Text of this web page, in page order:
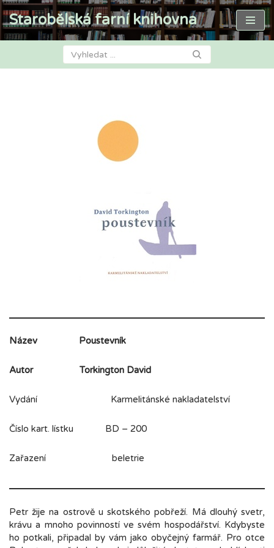
Přeskočit
Starobělská farní knihovna
Název Poustevník
Autor Torkington David
Vydání Karmelitánské nakladatelství
Číslo kart. lístku BD – 200
Zařazení beletrie
Petr žije na ostrově u skotského pobřeží. Má dlouhý svetr,
krávu a mnoho povinností ve svém hospodářství. Kdybyste
ho potkali, připadal by vám jako obyčejný farmář. Pro otce